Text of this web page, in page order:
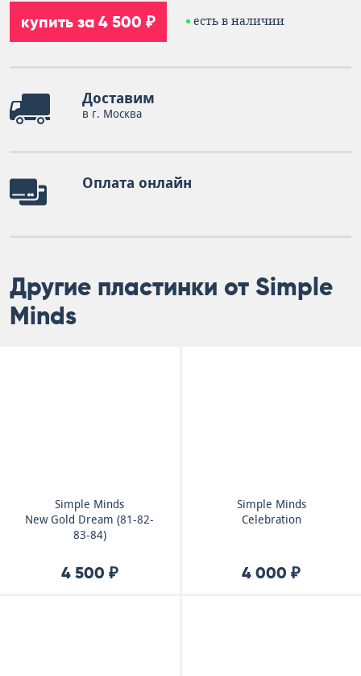
купить за 4 500 ₽ есть в наличии
Доставим
в г. Москва
Оплата онлайн
Другие пластинки от Simple
Minds
Simple Minds
New Gold Dream (81-82-
83-84)
4 500 ₽
Simple Minds
Celebration
4 000 ₽